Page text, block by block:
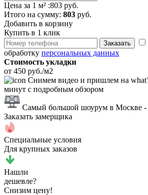
Цена за 1 м² :803 руб.
Итого на сумму: 803 руб.
Добавить в корзину
Купить в 1 клик
Заказать
обработку персональных данных
Стоимость укладки
от 450 руб./м2
Снимем видео и пришлем на
минут с подробным обзором
Самый большой шоурум в Москве -
Заказать замерщика
Специальные условия
Для крупных заказов
Нашли
дешевле?
Снизим цену!